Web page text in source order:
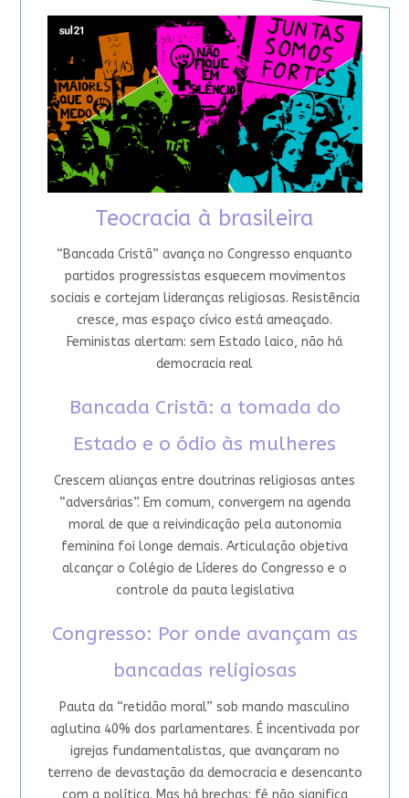
Teocracia à brasileira
“Bancada Cristã” avança no Congresso enquanto
partidos progressistas esquecem movimentos
sociais e cortejam lideranças religiosas. Resistência
cresce, mas espaço cívico está ameaçado.
Feministas alertam: sem Estado laico, não há
democracia real
Bancada Cristã: a tomada do
Estado e o ódio às mulheres
Crescem alianças entre doutrinas religiosas antes
“adversárias”. Em comum, convergem na agenda
moral de que a reivindicação pela autonomia
feminina foi longe demais. Articulação objetiva
alcançar o Colégio de Líderes do Congresso e o
controle da pauta legislativa
Congresso: Por onde avançam as
bancadas religiosas
Pauta da “retidão moral” sob mando masculino
aglutina 40% dos parlamentares. É incentivada por
igrejas fundamentalistas, que avançaram no
terreno de devastação da democracia e desencanto